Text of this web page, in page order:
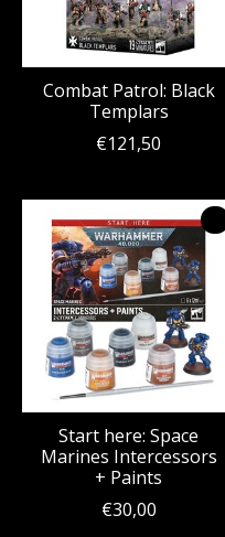
Combat Patrol: Black
Templars
€121,50
Start here: Space
Marines Intercessors
+ Paints
€30,00